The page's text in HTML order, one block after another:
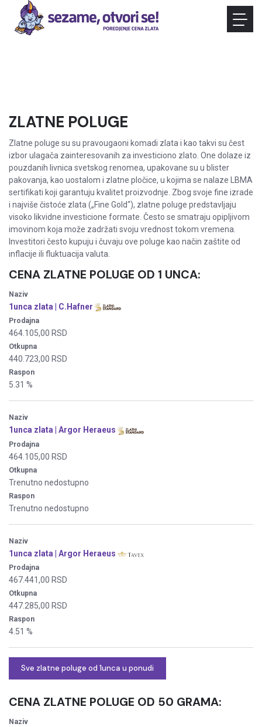
ZLATNE POLUGE
Zlatne poluge su su pravougaoni komadi zlata i kao takvi su čest
izbor ulagača zainteresovanih za investiciono zlato. One dolaze iz
pouzdanih livnica svetskog renomea, upakovane su u blister
pakovanja, kao uostalom i zlatne pločice, u kojima se nalaze LBMA
sertifikati koji garantuju kvalitet proizvodnje. Zbog svoje fine izrade
i najviše čistoće zlata („Fine Gold“), zlatne poluge predstavljaju
visoko likvidne investicione formate. Često se smatraju opipljivom
imovinom koja može zadržati svoju vrednost tokom vremena.
Investitori često kupuju i čuvaju ove poluge kao način zaštite od
inflacije ili fluktuacija valuta.
CENA ZLATNE POLUGE OD 1 UNCA:
Naziv
1unca zlata | C.Hafner
Prodajna
464.105,00 RSD
Otkupna
440.723,00 RSD
Raspon
5.31 %
Naziv
1unca zlata | Argor Heraeus
Prodajna
464.105,00 RSD
Otkupna
Trenutno nedostupno
Raspon
Trenutno nedostupno
Naziv
1unca zlata | Argor Heraeus
Prodajna
467.441,00 RSD
Otkupna
447.285,00 RSD
Raspon
4.51 %
Sve zlatne poluge od 1unca u ponudi
CENA ZLATNE POLUGE OD 50 GRAMA:
Naziv